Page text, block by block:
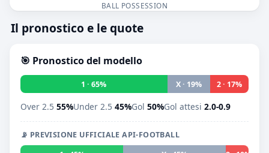
BALL POSSESSION
Il pronostico e le quote
🎯 Pronostico del modello
1 · 65% X · 19% 2 · 17%
Over 2.5 55%Under 2.5 45%Gol 50%Gol attesi 2.0-0.9
📡 PREVISIONE UFFICIALE API-FOOTBALL